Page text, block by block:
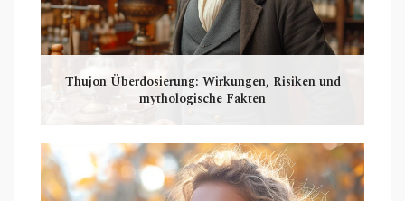
Thujon Überdosierung: Wirkungen, Risiken und
mythologische Fakten